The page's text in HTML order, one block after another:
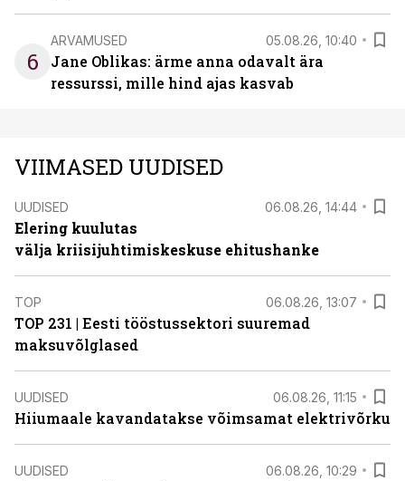
6
ARVAMUSED 05.08.26, 10:40
Jane Oblikas: ärme anna odavalt ära
ressurssi, mille hind ajas kasvab
VIIMASED UUDISED
UUDISED 06.08.26, 14:44
Elering kuulutas
välja kriisijuhtimiskeskuse ehitushanke
TOP 06.08.26, 13:07
TOP 231 | Eesti tööstussektori suuremad
maksuvõlglased
UUDISED 06.08.26, 11:15
Hiiumaale kavandatakse võimsamat elektrivõrku
UUDISED 06.08.26, 10:29